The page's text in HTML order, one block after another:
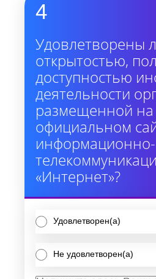
4
Удовлетворены
открытостью,
доступностью
деятельности
размещенной на
официальном
информационно-
«Интернет»?
Удовлетворен(а)
Не удовлетворен(а)